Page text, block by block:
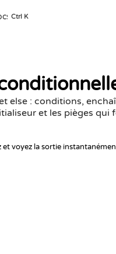
Ctrl K
else : conditions,
et les pièges qui
voyez la sortie